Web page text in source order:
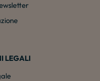
LEGALI